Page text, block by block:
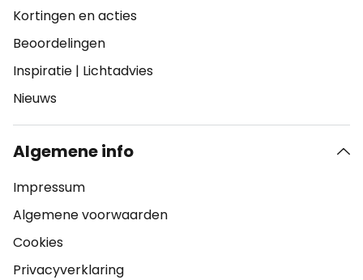
Kortingen en acties
Beoordelingen
Inspiratie | Lichtadvies
Nieuws
Algemene info
Impressum
Algemene voorwaarden
Cookies
Privacyverklaring